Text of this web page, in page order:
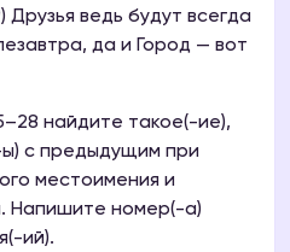
ведь будут всегда
да и Город — вот
найдите такое(-ие),
с предыдущим при
местоимения и
Напишите номер(-а)
ий).